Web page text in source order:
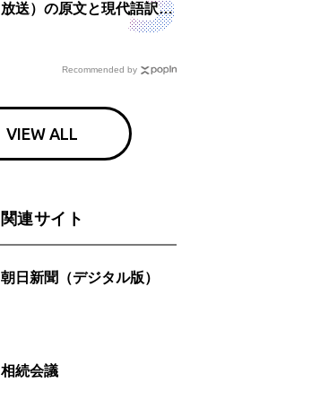
放送）の原文と現代語訳を
読む もう一つの「終戦の
Recommended by
VIEW ALL
関連サイト
朝日新聞（デジタル版）
相続会議